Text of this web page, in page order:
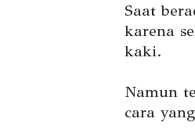
Saat
karena
kaki.
Namun
cara